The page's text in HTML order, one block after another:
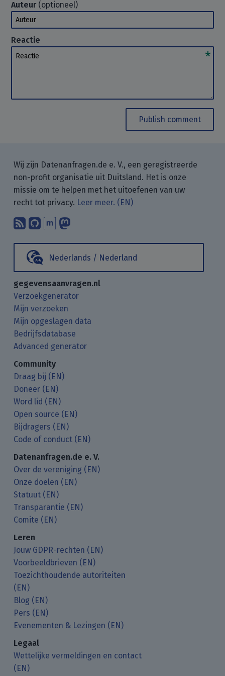
Auteur(optioneel)
Auteur
Reactie
Reactie
Publish comment
Wij zijn Datenanfragen.de e. V., een geregistreerde
non-profit organisatie uit Duitsland. Het is onze
missie om te helpen met het uitoefenen van uw
recht tot privacy. Leer meer. (EN)
Abonneer op onze blogposts met
Vind ons op GitHub.
Praat met ons via Matrix.
Nederlands / Nederland
gegevensaanvragen.nl
Verzoekgenerator
Mijn verzoeken
Mijn opgeslagen data
Bedrijfsdatabase
Advanced generator
Community
Draag bij (EN)
Doneer (EN)
Word lid (EN)
Open source (EN)
Bijdragers (EN)
Code of conduct (EN)
Datenanfragen.de e. V.
Over de vereniging (EN)
Onze doelen (EN)
Statuut (EN)
Transparantie (EN)
Comite (EN)
Leren
Jouw GDPR-rechten (EN)
Voorbeeldbrieven (EN)
Toezichthoudende autoriteiten
(EN)
Blog (EN)
Pers (EN)
Evenementen & Lezingen (EN)
Legaal
Wettelijke vermeldingen en contact
(EN)